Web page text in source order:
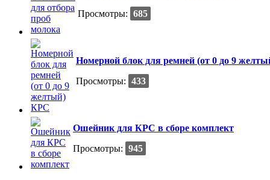
Просмотры: 685
Номерной блок для ремней (от 0 до 9
Просмотры: 433
Ошейник для КРС в сборе комплект
Просмотры: 945